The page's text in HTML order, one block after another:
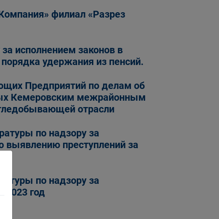
филиал «Разрез
исполнением законов в
удержания из пенсий.
Предприятий по делам об
Кемеровским межрайонным
отрасли
по надзору за
выявлению преступлений за
по надзору за
2023 год